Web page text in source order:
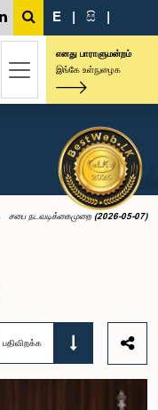
E | සි |
எனது பாராளுமன்றம்
இங்கே உள்நுழைக
சபை நடவடிக்கைமுறை (2026-05-07)
பதிவிறக்க